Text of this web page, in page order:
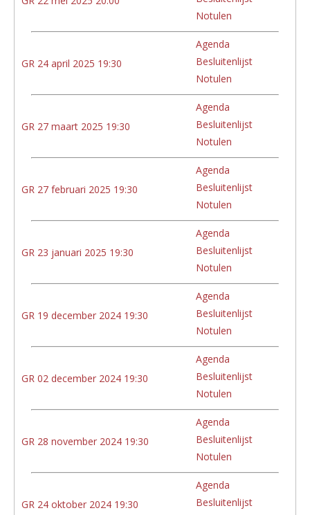
Notulen
GR 24 april 2025 19:30
Agenda
Besluitenlijst
Notulen
GR 27 maart 2025 19:30
Agenda
Besluitenlijst
Notulen
GR 27 februari 2025 19:30
Agenda
Besluitenlijst
Notulen
GR 23 januari 2025 19:30
Agenda
Besluitenlijst
Notulen
GR 19 december 2024 19:30
Agenda
Besluitenlijst
Notulen
GR 02 december 2024 19:30
Agenda
Besluitenlijst
Notulen
GR 28 november 2024 19:30
Agenda
Besluitenlijst
Notulen
GR 24 oktober 2024 19:30
Agenda
Besluitenlijst